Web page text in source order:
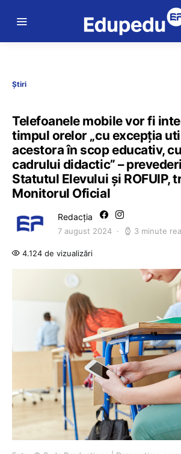
Știri
Telefoanele mobile vor fi
timpul orelor „cu excepția
acestora în scop educativ,
cadrului didactic” –
Statutul Elevului și ROFUIP,
Monitorul Oficial
Redacția
7 august 2024 3 minute
4.124 de vizualizări